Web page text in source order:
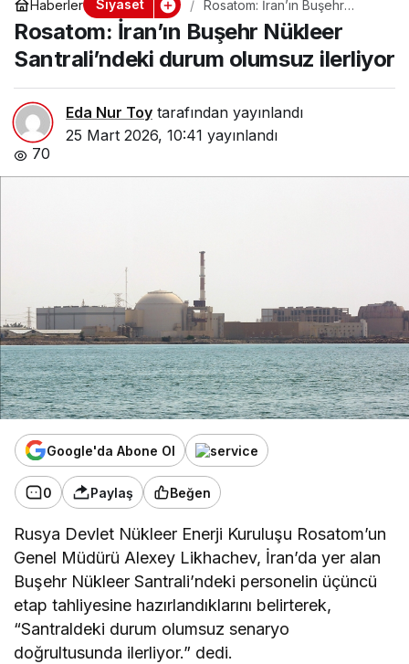
Haberler Siyaset
Rosatom: İran’ın Buşehr
Nükleer Santrali’ndeki durum
olumsuz ilerliyor
Rosatom: İran’ın Buşehr Nükleer
Santrali’ndeki durum olumsuz ilerliyor
Eda Nur Toy tarafından yayınlandı
25 Mart 2026, 10:41 yayınlandı
70
Google'da Abone Ol
0 Paylaş Beğen
Rusya Devlet Nükleer Enerji Kuruluşu Rosatom’un
Genel Müdürü Alexey Likhachev, İran’da yer alan
Buşehr Nükleer Santrali’ndeki personelin üçüncü
etap tahliyesine hazırlandıklarını belirterek,
“Santraldeki durum olumsuz senaryo
doğrultusunda ilerliyor.” dedi.